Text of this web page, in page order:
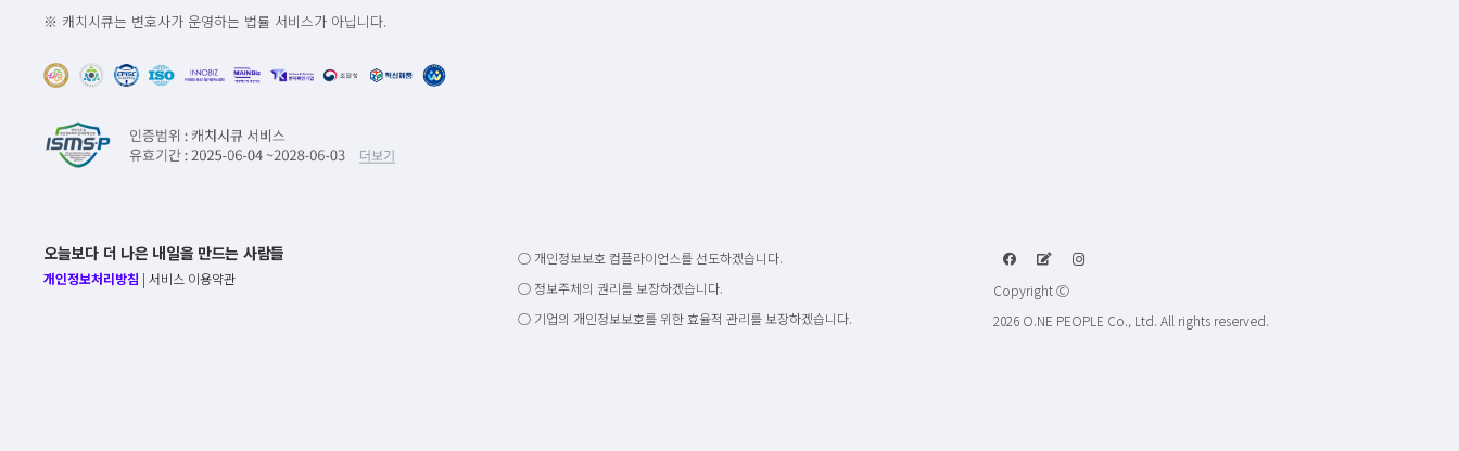
※ 캐치시큐는 변호사가 운영하는 법률 서비스가 아닙니다.
오늘보다 더 나은 내일을 만드는 사람들
개인정보처리방침 | 서비스 이용약관
○ 개인정보보호 컴플라이언스를 선도하겠습니다.
○ 정보주체의 권리를 보장하겠습니다.
○ 기업의 개인정보보호를 위한 효율적 관리를 보장하겠습니다.
Copyright Ⓒ
2026 O.NE PEOPLE Co., Ltd. All rights reserved.